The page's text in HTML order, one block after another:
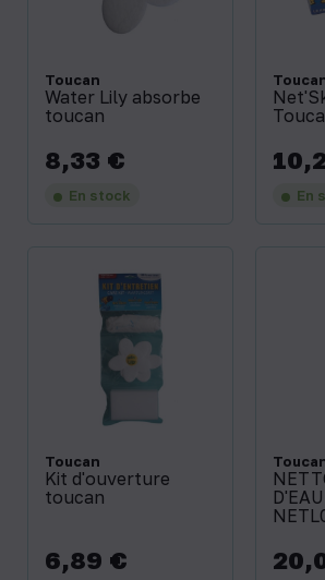
Toucan
Water Lily absorbe
toucan
Prix
8,33 €
En stock
Prix
En
Toucan
Kit d'ouverture
toucan
Prix
6,89 € Prix